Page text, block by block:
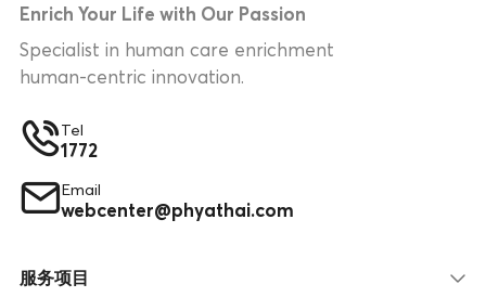
Enrich Your Life with Our Passion
Specialist in human care enrichment
human-centric innovation.
Tel
1772
Email
webcenter@phyathai.com
服务项目